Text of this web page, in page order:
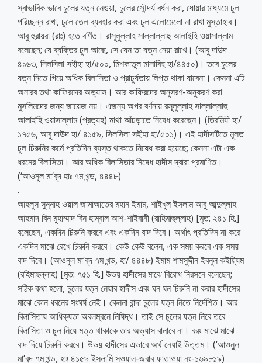
স্বাভাবিক ভাবে চুলের যত্ন নেওয়া, চুলের সৌন্দর্য বর্ধন করা, ধোয়ার মাধ্যমে চুল
পরিচ্ছন্ন রাখা, চুলে তেল ব্যবহার করা এবং চুল এলোমেলো না রাখা মুস্তাহাব।
আবু হুরায়রা (রাঃ) হতে বর্ণিত। রাসূলুল্লাহ সাল্লাল্লাহু আলাইহি ওয়াসাল্লাম
বলেছেন; যে ব্যক্তির চুল আছে, সে যেন তা যত্ন নেয়া রাখে। (আবু দাঊদ
৪১৬৩, সিলসিলা সহীহা হা/৫০০, মিশকাতুল মাসাবিহ হা/৪৪৫০)। তবে চুলের
যত্ন নিতে গিয়ে অধিক বিলাসিতা ও প্রাচুর্যতায় লিপ্ত থাকা যাবেনা। কেননা এটি
অনারব তথা কাফিরদের অভ্যাস। আর কাফিরদের অনুসরণ-অনুকরণ করা
মুসলিমদের জন্য জায়েজ নয়। এজন্য অপর বর্ণনায় রসূলুল্লাহ সাল্লাল্লাহু
আলাইহি ওয়াসাল্লাম (প্রত্যহ) মাথা আঁচড়াতে নিষেধ করেছেন। (তিরমিযী হা/
১৭৫৬, আবু দাঊদ হা/ ৪১৫৯, সিলসিলা সহীহা হা/৫০১)। এই হাদীসটিতে মূলত
চুল চিরুনির কর্মে প্রতিদিন ব্যস্ত থাকতে নিষেধ করা হয়েছে; কেননা এটা এক
ধরনের বিলাসিতা। আর অধিক বিলাসিতার নিষেধ হাদীস দ্বারা প্রমাণিত।
(‘আওনুল মা‘বূদ হাঃ ৭ম খন্ড, ৪৪৪৮)
.
আহলুস সুন্নাহ ওয়াল জামাআতের মহান ইমাম, শাইখুল ইসলাম আবু আব্দুল্লাহ
আহমাদ বিন মুহাম্মাদ বিন হাম্বাল আশ-শাইবানী (রাহিমাহুল্লাহ) [মৃত: ২৪১ হি.]
বলেছেন, একদিন চিরুনি করবে এবং একদিন বাদ দিবে। অর্থাৎ প্রতিদিন না করে
একদিন মাঝে রেখে চিরুনি করবে। কেউ কেউ বলেন, এক সময় করবে এক সময়
বাদ দিবে। (আওনুল মা‘বূদ ৭ম খন্ড, হা/ ৪৪৪৮) ইমাম শামসুদ্দীন ইবনুল কইয়্যিম
(রহিমাহুল্লাহ) [মৃত: ৭৫১ হি.] উভয় হাদীসের মাঝে বিরোধ নিরসনে বলেছেন;
সঠিক কথা হলো, চুলের যত্ন নেয়ার হাদীস এবং ঘন ঘন চিরুনি না করার হাদীসের
মাঝে কোন ধরনের সংঘর্ষ নেই। কেননা বান্দা চুলের যত্ন নিতে নির্দেশিত। আর
বিলাসিতায় আধিক্যতা অবলম্বনে নিষিদ্ধ। তাই সে চুলের যত্ন নিবে তবে
বিলাসিতা ও চুল নিয়ে মত্ত থাকাকে তার অভ্যাস বানাবে না। বরং মাঝে মাঝে
বাদ দিয়ে চিরুনি করবে। উভয় হাদীসের এভাবে অর্থ নেয়াই উত্তম। (‘আওনুল
মা‘বূদ ৭ম খন্ড, হাঃ ৪১৫৯ ইসলামি সওয়াল-জবাব ফাতাওয়া নং-১৬৯৮১৯)